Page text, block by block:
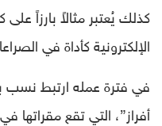
كذلك يُعتبر مثالاً بارزاً
الإلكترونية كأداة في
في فترة عمله ارتبط نسب
أفراز”، التي تقع مقراتها